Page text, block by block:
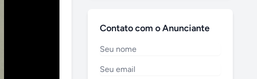
Contato com o Anunciante